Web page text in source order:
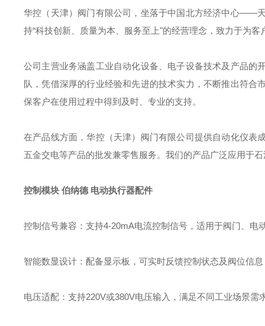
华控（天津）阀门有限公司，坐落于中国北方经济中心——
持“科技创新、质量为本、服务至上"的经营理念，致力于为
公司主营业务涵盖工业自动化设备、电子设备技术及产品的
队，凭借深厚的行业经验和先进的技术实力，不断推出符合
保客户在使用过程中得到及时、专业的支持。
在产品线方面，华控（天津）阀门有限公司提供自动化仪表
五金交电等产品的批发兼零售服务。我们的产品广泛应用于
控制模块 伯纳德 电动执行器配件
控制信号兼容‌：支持4-20mA电流控制信号，适用于阀门、电
智能数显设计‌：配备显示板，可实时反馈控制状态及阀位信
电压适配 ：支持220V或380V电压输入，满足不同工业场景需